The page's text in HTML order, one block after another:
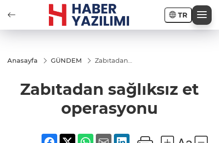
TR
Anasayfa GÜNDEM
Zabıtadan
Zabıtadan sağlıksız et
operasyonu